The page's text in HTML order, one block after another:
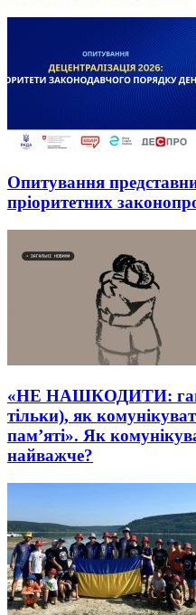
Опитування
пріоритетних
«НЕ НАШКОДИТИ: гайд
тільки), як
пам’яті». Як
найважче?